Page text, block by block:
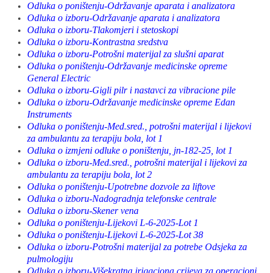
Odluka o poništenju-Održavanje aparata i analizatora
Odluka o izboru-Održavanje aparata i analizatora
Odluka o izboru-Tlakomjeri i stetoskopi
Odluka o izboru-Kontrastna sredstva
Odluka o izboru-Potrošni materijal za slušni aparat
Odluka o poništenju-Održavanje medicinske opreme
General Electric
Odluka o izboru-Gigli pilr i nastavci za vibracione pile
Odluka o izboru-Održavanje medicinske opreme Edan
Instruments
Odluka o poništenju-Med.sred., potrošni materijal i lijekovi
za ambulantu za terapiju bola, lot 1
Odluka o izmjeni odluke o poništenju, jn-182-25, lot 1
Odluka o izboru-Med.sred., potrošni materijal i lijekovi za
ambulantu za terapiju bola, lot 2
Odluka o poništenju-Upotrebne dozvole za liftove
Odluka o izboru-Nadogradnja telefonske centrale
Odluka o izboru-Skener vena
Odluka o poništenju-Lijekovi L-6-2025-Lot 1
Odluka o poništenju-Lijekovi L-6-2025-Lot 38
Odluka o izboru-Potrošni materijal za potrebe Odsjeka za
pulmologiju
Odluka o izboru-Višekratna irigaciona crijeva za operacioni